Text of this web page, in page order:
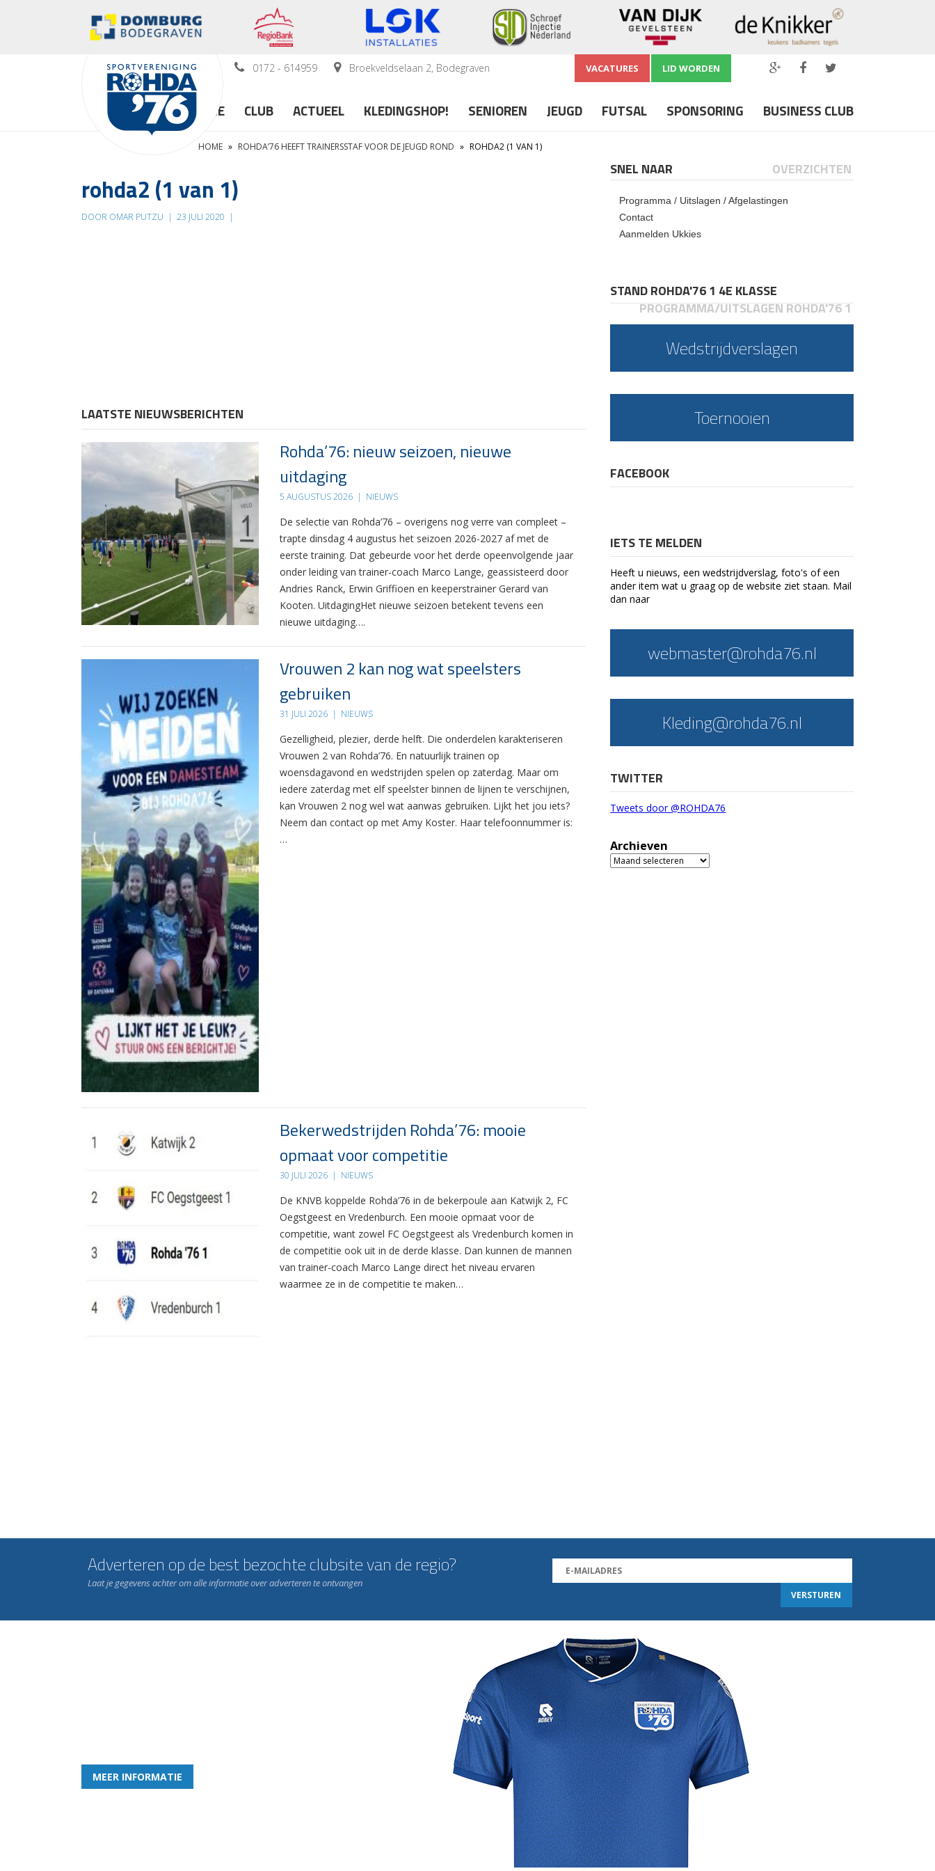
0172 - 614959 Broekveldselaan 2, Bodegraven VACATURES LID WORDEN
HOME CLUB ACTUEEL KLEDINGSHOP! SENIOREN JEUGD FUTSAL SPONSORING BUSINESS CLUB
HOME » ROHDA’76 HEEFT TRAINERSSTAF VOOR DE JEUGD ROND » ROHDA2 (1 VAN 1)
rohda2 (1 van 1)
DOOR OMAR PUTZU | 23 JULI 2020 |
LAATSTE NIEUWSBERICHTEN
Rohda’76: nieuw seizoen, nieuwe
uitdaging
5 AUGUSTUS 2026 | NIEUWS
De selectie van Rohda’76 – overigens nog verre van compleet –
trapte dinsdag 4 augustus het seizoen 2026-2027 af met de
eerste training. Dat gebeurde voor het derde opeenvolgende jaar
onder leiding van trainer-coach Marco Lange, geassisteerd door
Andries Ranck, Erwin Griffioen en keeperstrainer Gerard van
Kooten. UitdagingHet nieuwe seizoen betekent tevens een
nieuwe uitdaging….
Vrouwen 2 kan nog wat speelsters
gebruiken
31 JULI 2026 | NIEUWS
Gezelligheid, plezier, derde helft. Die onderdelen karakteriseren
Vrouwen 2 van Rohda’76. En natuurlijk trainen op
woensdagavond en wedstrijden spelen op zaterdag. Maar om
iedere zaterdag met elf speelster binnen de lijnen te verschijnen,
kan Vrouwen 2 nog wel wat aanwas gebruiken. Lijkt het jou iets?
Neem dan contact op met Amy Koster. Haar telefoonnummer is:
…
Bekerwedstrijden Rohda’76: mooie
opmaat voor competitie
30 JULI 2026 | NIEUWS
De KNVB koppelde Rohda’76 in de bekerpoule aan Katwijk 2, FC
Oegstgeest en Vredenburch. Een mooie opmaat voor de
competitie, want zowel FC Oegstgeest als Vredenburch komen in
de competitie ook uit in de derde klasse. Dan kunnen de mannen
van trainer-coach Marco Lange direct het niveau ervaren
waarmee ze in de competitie te maken…
SNEL NAAR OVERZICHTEN
Programma / Uitslagen / Afgelastingen
Contact
Aanmelden Ukkies
STAND ROHDA'76 1 4E KLASSE
PROGRAMMA/UITSLAGEN ROHDA'76 1
Wedstrijdverslagen
Toernooien
FACEBOOK
IETS TE MELDEN
Heeft u nieuws, een wedstrijdverslag, foto's of een
ander item wat u graag op de website ziet staan. Mail
dan naar
webmaster@rohda76.nl
Kleding@rohda76.nl
TWITTER
Tweets door @ROHDA76
Archieven
Archieven
Adverteren op de best bezochte clubsite van de regio?
Laat je gegevens achter om alle informatie over adverteren te ontvangen
MEER INFORMATIE